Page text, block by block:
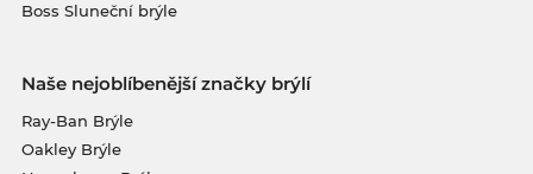
Boss Sluneční brýle
Naše nejoblíbenější značky brýlí
Ray-Ban Brýle
Oakley Brýle